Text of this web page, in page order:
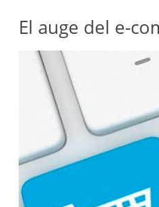
El auge del e-